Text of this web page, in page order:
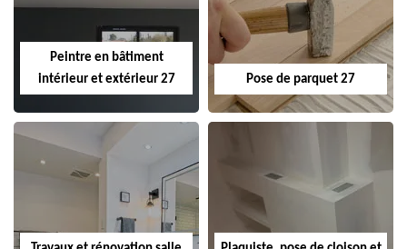
Peintre en bâtiment
intérieur et extérieur 27
Pose de parquet 27